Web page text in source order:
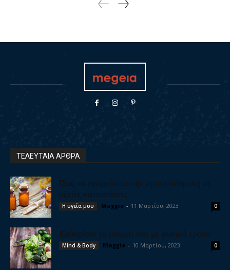
ΤΕΛΕΥΤΑΙΑ ΑΡΘΡΑ
Πως να εφαρμόσετε την ομοιοπαθητική σε
οξείες καταστάσεις
Η υγεία μου Maggie - 11 Μαρτίου, 2023 0
Καθαρίστε το συκώτι σας με φυσικό τρόπο
Mind & Body Maggie - 10 Μαρτίου, 2023 0